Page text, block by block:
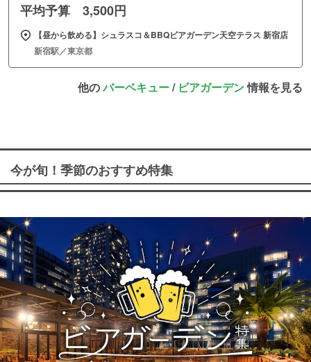
平均予算 3,500円
【昼から飲める】シュラスコ＆BBQビアガーデン天空テラス 新宿店
新宿駅／東京都
他のバーベキュー/ ビアガーデン情報を見る
今が旬！季節のおすすめ特集